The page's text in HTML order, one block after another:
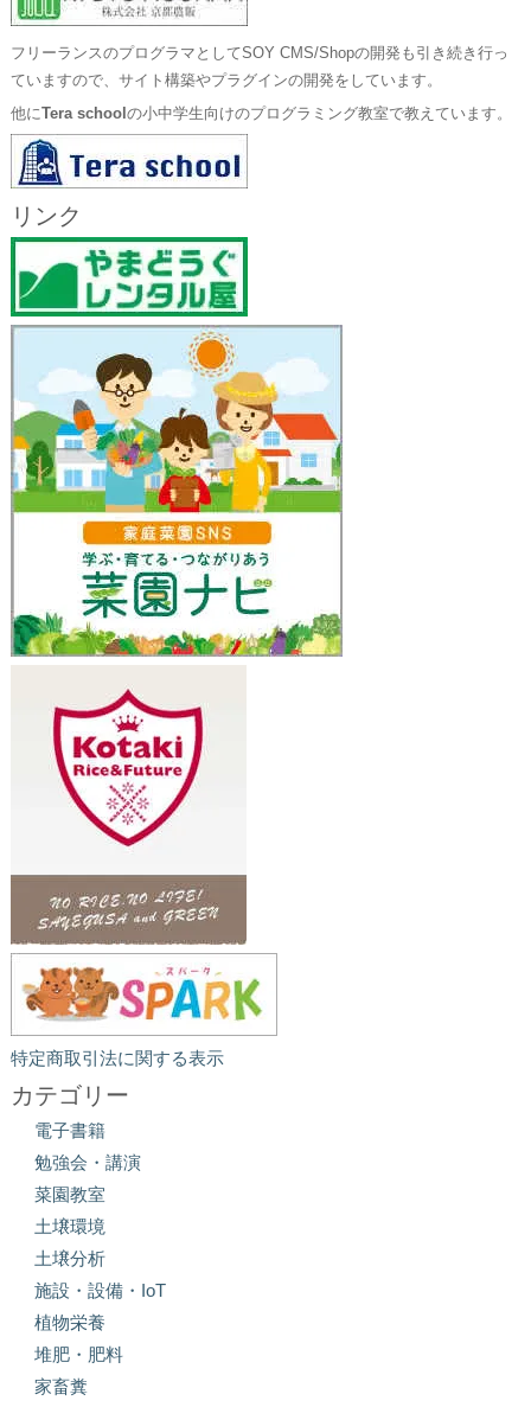
フリーランスのプログラマとしてSOY CMS/Shopの開発も引き続き行っ
ていますので、サイト構築やプラグインの開発をしています。
他にTera school の小中学生向けのプログラミング教室で教えています。
リンク
特定商取引法に関する表示
カテゴリー
電子書籍
勉強会・講演
菜園教室
土壌環境
土壌分析
施設・設備・IoT
植物栄養
堆肥・肥料
家畜糞